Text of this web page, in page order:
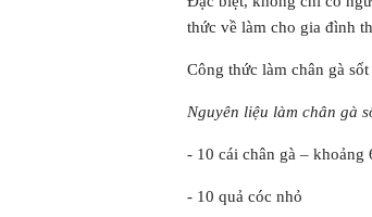
thức về làm cho gia đình
Công thức làm chân gà sốt
Nguyên liệu làm chân gà
- 10 cái chân gà –
- 10 quả cóc nhỏ